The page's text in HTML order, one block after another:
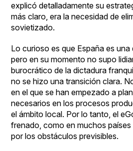
explicó detalladamente su
más claro, era la necesidad de
sovietizado.
Lo curioso es que España es
pero en su momento no supo
burocrático de la dictadura
no se hizo una transición clara.
en el que se han empezado a
necesarios en los procesos
el ámbito local. Por lo tanto, el
frenado, como en muchos países
por los obstáculos previsibles.